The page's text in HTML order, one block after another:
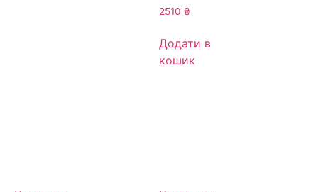
2510 ₴
Додати в
кошик